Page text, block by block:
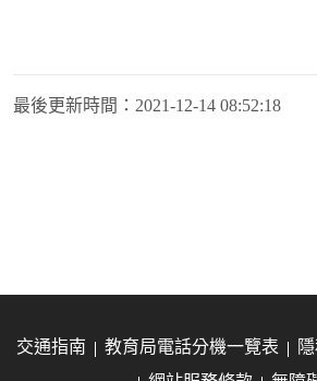
最後更新時間： 2021-12-14 08:52:18
交通指南 教育局電話分機一覽表